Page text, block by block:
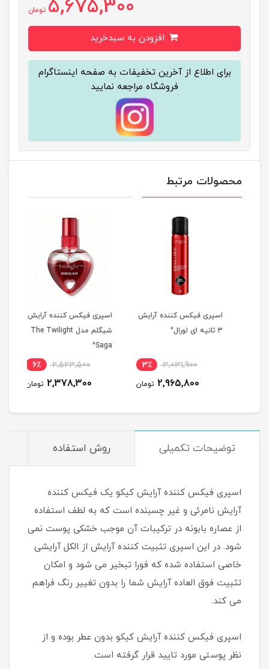
5,675,300 تومان
برای اطلاع از آخرین تخفیفات به صفحه اینستاگرام
فروشگاه مراجعه نمایید
محصولات مرتبط
اسپری فیکس کننده آرایش
3,031,900 3٪
2,965,800 تومان
اسپری فیکس کننده آرایش
شیگلم مدل The Twilight
Saga^
2,523,500 6٪
2,378,300 تومان
توضیحات تکمیلی روش استفاده
اسپری فیکس کننده آرایش کیکو یک فیکس کننده
آرایش نامرئی و غیر چسبنده است که به لطف استفاده
از عصاره بابونه در ترکیبات آن موجب خشکی پوست نمی
شود. در این اسپری تثبیت کننده آرایش از الکل آرایشی
خاصی استفاده شده که فورا تبخیر می شود و امکان
تثبیت فوق العاده آرایش شما را بدون تغییر رنگ فراهم
می کند.
اسپری فیکس کننده آرایش کیکو بدون عطر بوده و از
نظر پوستی مورد تایید قرار گرفته است.